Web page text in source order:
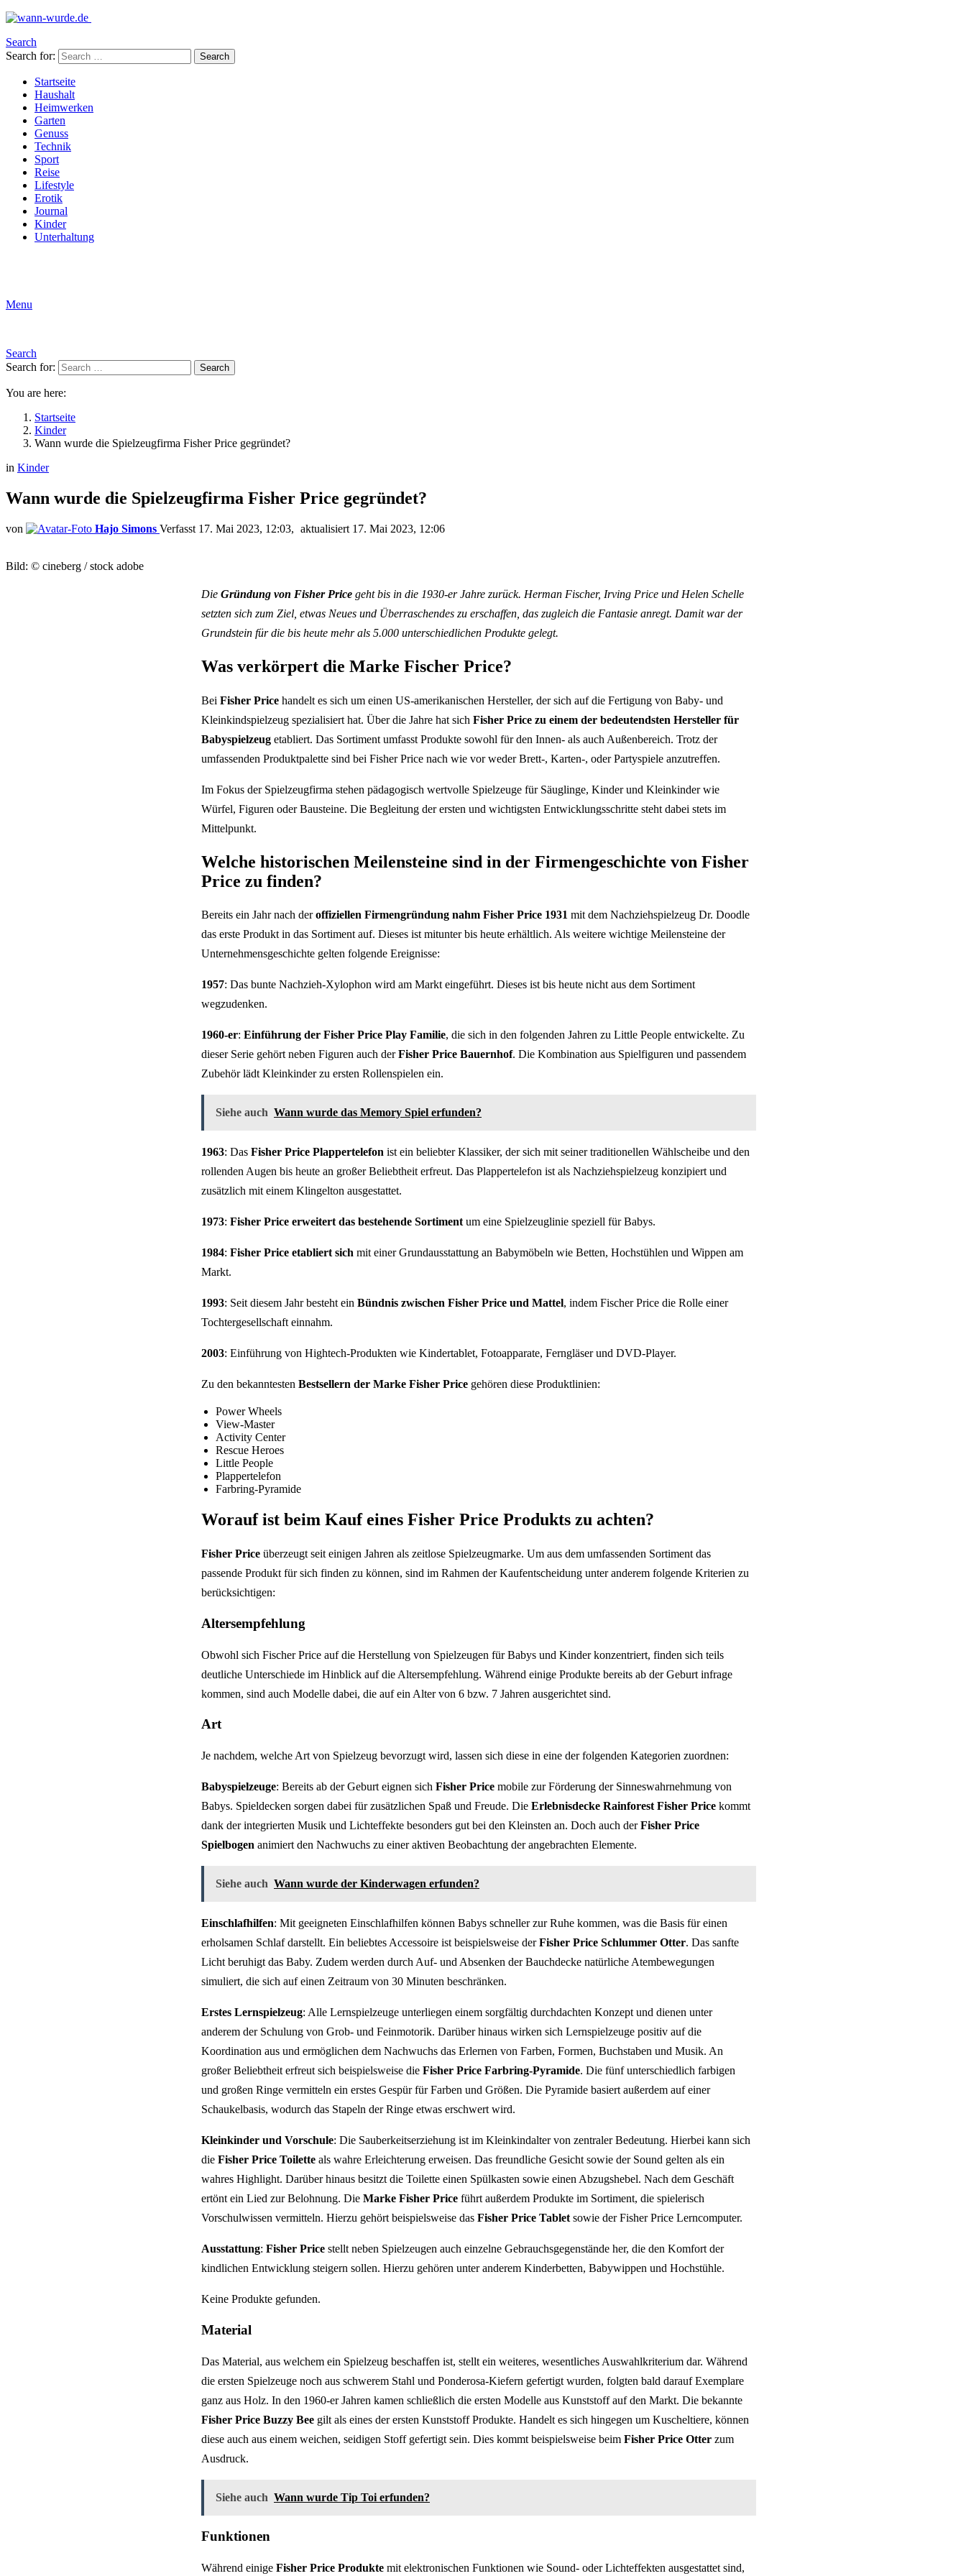
Search
Search for:
Search
Startseite
Haushalt
Heimwerken
Garten
Genuss
Technik
Sport
Reise
Lifestyle
Erotik
Journal
Kinder
Unterhaltung
Menu
Search
Search for:
Search
You are here:
Startseite
Kinder
Wann wurde die Spielzeugfirma Fisher Price gegründet?
in Kinder
Wann wurde die Spielzeugfirma Fisher Price gegründet?
von Hajo Simons 17. Mai 2023, 12:03 aktualisiert 17. Mai 2023, 12:06
Bild: © cineberg / stock adobe
Die Gründung von Fisher Price geht bis in die 1930-er Jahre zurück. Herman Fischer, Irving Price und Helen Schelle
setzten sich zum Ziel, etwas Neues und Überraschendes zu erschaffen, das zugleich die Fantasie anregt. Damit war der
Grundstein für die bis heute mehr als 5.000 unterschiedlichen Produkte gelegt.
Was verkörpert die Marke Fischer Price?
Bei Fisher Price handelt es sich um einen US-amerikanischen Hersteller, der sich auf die Fertigung von Baby- und
Kleinkindspielzeug spezialisiert hat. Über die Jahre hat sich Fisher Price zu einem der bedeutendsten Hersteller für
Babyspielzeug etabliert. Das Sortiment umfasst Produkte sowohl für den Innen- als auch Außenbereich. Trotz der
umfassenden Produktpalette sind bei Fisher Price nach wie vor weder Brett-, Karten-, oder Partyspiele anzutreffen.
Im Fokus der Spielzeugfirma stehen pädagogisch wertvolle Spielzeuge für Säuglinge, Kinder und Kleinkinder wie
Würfel, Figuren oder Bausteine. Die Begleitung der ersten und wichtigsten Entwicklungsschritte steht dabei stets im
Mittelpunkt.
Welche historischen Meilensteine sind in der Firmengeschichte von Fisher
Price zu finden?
Bereits ein Jahr nach deroffiziellen Firmengründung nahm Fisher Price 1931 mit dem Nachziehspielzeug Dr. Doodle
das erste Produkt in das Sortiment auf. Dieses ist mitunter bis heute erhältlich. Als weitere wichtige Meilensteine der
Unternehmensgeschichte gelten folgende Ereignisse:
1957: Das bunte Nachzieh-Xylophon wird am Markt eingeführt. Dieses ist bis heute nicht aus dem Sortiment
wegzudenken.
1960-er: Einführung der Fisher Price Play Familie, die sich in den folgenden Jahren zu Little People entwickelte. Zu
dieser Serie gehört neben Figuren auch derFisher Price Bauernhof. Die Kombination aus Spielfiguren und passendem
Zubehör lädt Kleinkinder zu ersten Rollenspielen ein.
Siehe auch Wann wurde das Memory Spiel erfunden?
1963: Das Fisher Price Plappertelefon ist ein beliebter Klassiker, der sich mit seiner traditionellen Wählscheibe und den
rollenden Augen bis heute an großer Beliebtheit erfreut. Das Plappertelefon ist als Nachziehspielzeug konzipiert und
zusätzlich mit einem Klingelton ausgestattet.
1973: Fisher Price erweitert das bestehende Sortimentum eine Spielzeuglinie speziell für Babys.
1984: Fisher Price etabliert sich mit einer Grundausstattung an Babymöbeln wie Betten, Hochstühlen und Wippen am
Markt.
1993: Seit diesem Jahr besteht ein Bündnis zwischen Fisher Price und Mattel, indem Fischer Price die Rolle einer
Tochtergesellschaft einnahm.
2003: Einführung von Hightech-Produkten wie Kindertablet, Fotoapparate, Ferngläser und DVD-Player.
Zu den bekanntesten Bestsellern der Marke Fisher Price gehören diese Produktlinien:
Power Wheels
View-Master
Activity Center
Rescue Heroes
Little People
Plappertelefon
Farbring-Pyramide
Worauf ist beim Kauf eines Fisher Price Produkts zu achten?
Fisher Price überzeugt seit einigen Jahren als zeitlose Spielzeugmarke. Um aus dem umfassenden Sortiment das
passende Produkt für sich finden zu können, sind im Rahmen der Kaufentscheidung unter anderem folgende Kriterien zu
berücksichtigen:
Altersempfehlung
Obwohl sich Fischer Price auf die Herstellung von Spielzeugen für Babys und Kinder konzentriert, finden sich teils
deutliche Unterschiede im Hinblick auf die Altersempfehlung. Während einige Produkte bereits ab der Geburt infrage
kommen, sind auch Modelle dabei, die auf ein Alter von 6 bzw. 7 Jahren ausgerichtet sind.
Art
Je nachdem, welche Art von Spielzeug bevorzugt wird, lassen sich diese in eine der folgenden Kategorien zuordnen:
Babyspielzeuge: Bereits ab der Geburt eignen sich Fisher Price mobile zur Förderung der Sinneswahrnehmung von
Babys. Spieldecken sorgen dabei für zusätzlichen Spaß und Freude. Die Erlebnisdecke Rainforest Fisher Price kommt
dank der integrierten Musik und Lichteffekte besonders gut bei den Kleinsten an. Doch auch derFisher Price
Spielbogen animiert den Nachwuchs zu einer aktiven Beobachtung der angebrachten Elemente.
Siehe auch Wann wurde der Kinderwagen erfunden?
Einschlafhilfen: Mit geeigneten Einschlafhilfen können Babys schneller zur Ruhe kommen, was die Basis für einen
erholsamen Schlaf darstellt. Ein beliebtes Accessoire ist beispielsweise derFisher Price Schlummer Otter. Das sanfte
Licht beruhigt das Baby. Zudem werden durch Auf- und Absenken der Bauchdecke natürliche Atembewegungen
simuliert, die sich auf einen Zeitraum von 30 Minuten beschränken.
Erstes Lernspielzeug: Alle Lernspielzeuge unterliegen einem sorgfältig durchdachten Konzept und dienen unter
anderem der Schulung von Grob- und Feinmotorik. Darüber hinaus wirken sich Lernspielzeuge positiv auf die
Koordination aus und ermöglichen dem Nachwuchs das Erlernen von Farben, Formen, Buchstaben und Musik. An
großer Beliebtheit erfreut sich beispielsweise die Fisher Price Farbring-Pyramide. Die fünf unterschiedlich farbigen
und großen Ringe vermitteln ein erstes Gespür für Farben und Größen. Die Pyramide basiert außerdem auf einer
Schaukelbasis, wodurch das Stapeln der Ringe etwas erschwert wird.
Kleinkinder und Vorschule: Die Sauberkeitserziehung ist im Kleinkindalter von zentraler Bedeutung. Hierbei kann sich
die Fisher Price Toilette als wahre Erleichterung erweisen. Das freundliche Gesicht sowie der Sound gelten als ein
wahres Highlight. Darüber hinaus besitzt die Toilette einen Spülkasten sowie einen Abzugshebel. Nach dem Geschäft
ertönt ein Lied zur Belohnung. Die Marke Fisher Price führt außerdem Produkte im Sortiment, die spielerisch
Vorschulwissen vermitteln. Hierzu gehört beispielsweise das Fisher Price Tablet sowie der Fisher Price Lerncomputer.
Ausstattung: Fisher Price stellt neben Spielzeugen auch einzelne Gebrauchsgegenstände her, die den Komfort der
kindlichen Entwicklung steigern sollen. Hierzu gehören unter anderem Kinderbetten, Babywippen und Hochstühle.
Keine Produkte gefunden.
Material
Das Material, aus welchem ein Spielzeug beschaffen ist, stellt ein weiteres, wesentliches Auswahlkriterium dar. Während
die ersten Spielzeuge noch aus schwerem Stahl und Ponderosa-Kiefern gefertigt wurden, folgten bald darauf Exemplare
ganz aus Holz. In den 1960-er Jahren kamen schließlich die ersten Modelle aus Kunststoff auf den Markt. Die bekannte
Fisher Price Buzzy Bee gilt als eines der ersten Kunststoff Produkte. Handelt es sich hingegen um Kuscheltiere, können
diese auch aus einem weichen, seidigen Stoff gefertigt sein. Dies kommt beispielsweise beim Fisher Price Otter zum
Ausdruck.
Siehe auch Wann wurde Tip Toi erfunden?
Funktionen
Während einige Fisher Price Produkte mit elektronischen Funktionen wie Sound- oder Lichteffekten ausgestattet sind,